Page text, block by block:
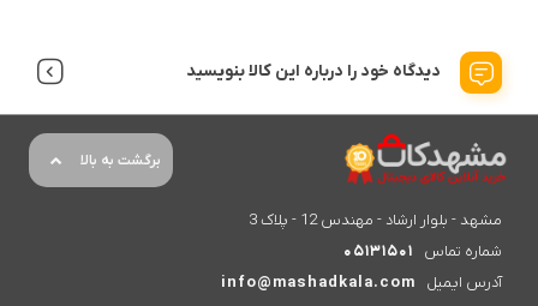
دیدگاه خود را درباره این کالا بنویسید
برگشت به بالا
مشهد - بلوار ارشاد - مهندس 12 - پلاک 3
شماره تماس
05131501
آدرس ایمیل
info@mashadkala.com